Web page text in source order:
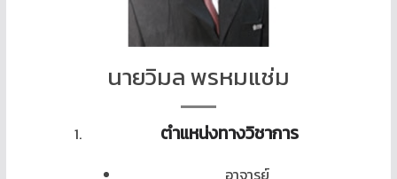
นายวิมล พรหมแช่ม
ตำแหน่งทางวิชาการ
อาจารย์